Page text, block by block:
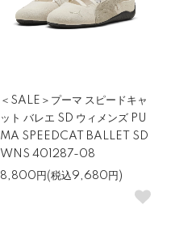
＜SALE＞プーマ スピードキャ
ット バレエ SD ウィメンズ PU
MA SPEEDCAT BALLET SD
WNS 401287-08
8,800円(税込9,680円)